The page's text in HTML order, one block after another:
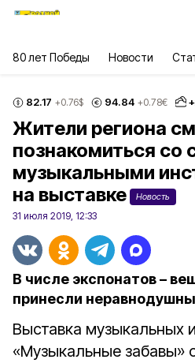
80 лет Победы Новости
82.17 +0.76$ 94.84 +0.78€ +
Жители региона
познакомиться со
музыкальными
на выставке
Новость
31 июля 2019, 12:33
В числе экспонатов –
принесли
Выставка музыкальных
«Музыкальные забавы»